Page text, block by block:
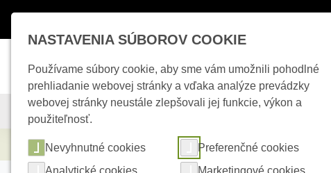
KAMEROVÉ SYSTÉMY ZABEZPEČOVACIE SYSTÉMY
Elektrické kúrenie TF310-80-H1 - 1m² - 40m²
NASTAVENIA SÚBOROV COOKIE
Používame súbory cookie, aby sme vám umožnili pohodlné
prehliadanie webovej stránky a vďaka analýze prevádzky
webovej stránky neustále zlepšovali jej funkcie, výkon a
použiteľnosť.
Nevyhnutné cookies
Preferenčné cookies
Analytické cookies
Marketingové cookies